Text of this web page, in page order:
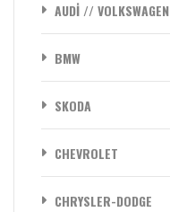
AUDİ // VOLKSWAGEN
BMW
SKODA
CHEVROLET
CHRYSLER-DODGE